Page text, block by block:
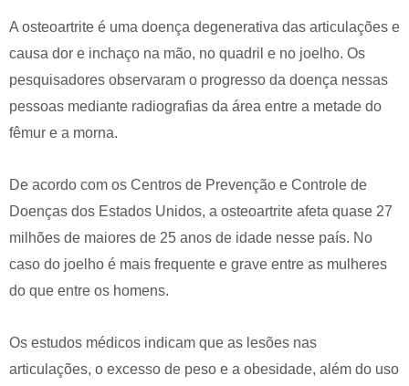
A osteoartrite é uma doença degenerativa das articulações e
causa dor e inchaço na mão, no quadril e no joelho. Os
pesquisadores observaram o progresso da doença nessas
pessoas mediante radiografias da área entre a metade do
fêmur e a morna.
De acordo com os Centros de Prevenção e Controle de
Doenças dos Estados Unidos, a osteoartrite afeta quase 27
milhões de maiores de 25 anos de idade nesse país. No
caso do joelho é mais frequente e grave entre as mulheres
do que entre os homens.
Os estudos médicos indicam que as lesões nas
articulações, o excesso de peso e a obesidade, além do uso